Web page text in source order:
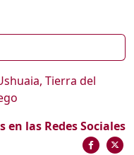
Tierra del
en las Redes Sociales